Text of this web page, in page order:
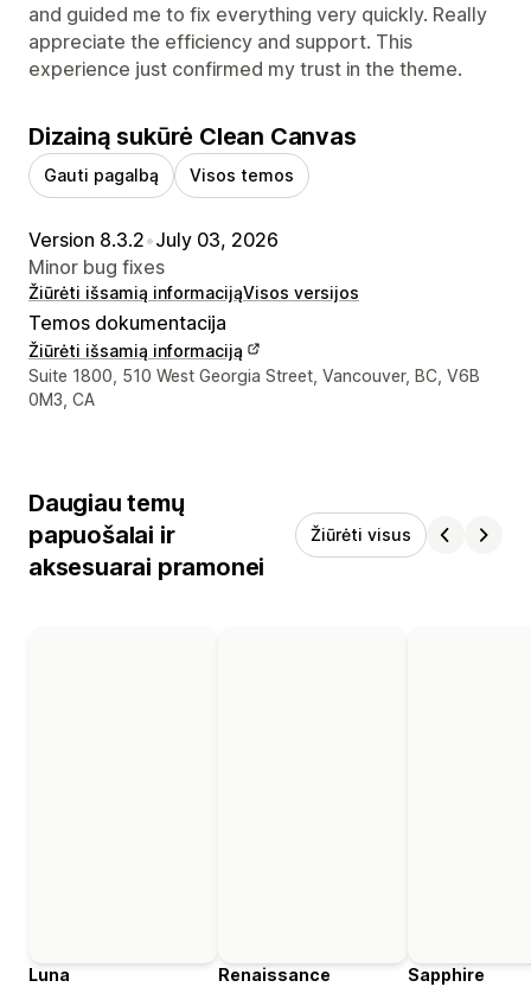
and guided me to fix everything very quickly. Really
appreciate the efficiency and support. This
experience just confirmed my trust in the theme.
Dizainą sukūrė Clean Canvas
Gauti pagalbą Visos temos
Version 8.3.2•July 03, 2026
Minor bug fixes
Žiūrėti išsamią informacijąVisos versijos
Temos dokumentacija
Žiūrėti išsamią informaciją
Kūrėjo kontaktiniai duomenys
Suite 1800, 510 West Georgia Street, Vancouver, BC, V6B
0M3, CA
Daugiau temų
papuošalai ir
aksesuarai pramonei
Žiūrėti visus
Luna
Renaissance
Sapphire